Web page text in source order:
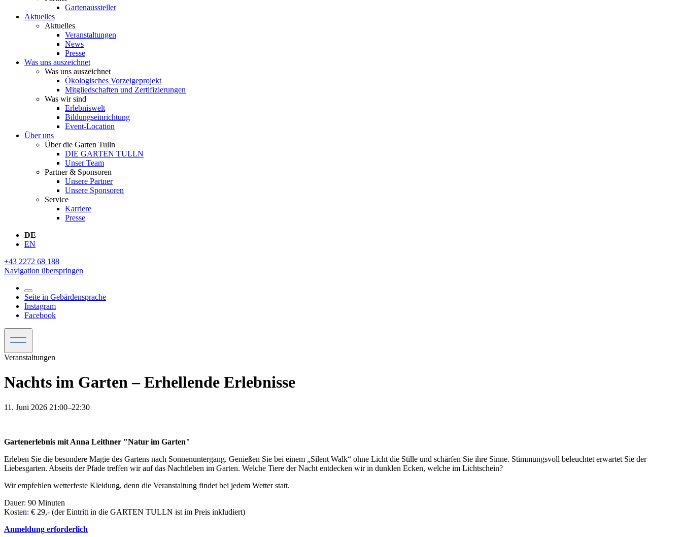
Gartenaussteller
Aktuelles
Aktuelles
Veranstaltungen
News
Presse
Was uns auszeichnet
Was uns auszeichnet
Ökologisches Vorzeigeprojekt
Mitgliedschaften und Zertifizierungen
Was wir sind
Erlebniswelt
Bildungseinrichtung
Event-Location
Über uns
Über die Garten Tulln
DIE GARTEN TULLN
Unser Team
Partner & Sponsoren
Unsere Partner
Unsere Sponsoren
Service
Karriere
Presse
DE
EN
+43 2272 68 188
Navigation überspringen
Seite in Gebärdensprache
Instagram
Facebook
Veranstaltungen
Nachts im Garten – Erhellende Erlebnisse
11. Juni 2026 21:00–22:30
Gartenerlebnis mit Anna Leithner "Natur im Garten"
Erleben Sie die besondere Magie des Gartens nach Sonnenuntergang. Genießen Sie bei einem „Silent Walk“ ohne Licht die Stille und schärfen Sie ihre Sinne. Stimmungsvoll beleuchtet erwartet Sie der
Liebesgarten. Abseits der Pfade treffen wir auf das Nachtleben im Garten. Welche Tiere der Nacht entdecken wir in dunklen Ecken, welche im Lichtschein?
Wir empfehlen wetterfeste Kleidung, denn die Veranstaltung findet bei jedem Wetter statt.
Dauer: 90 Minuten
Kosten: € 29,- (der Eintritt in die GARTEN TULLN ist im Preis inkludiert)
Anmeldung erforderlich